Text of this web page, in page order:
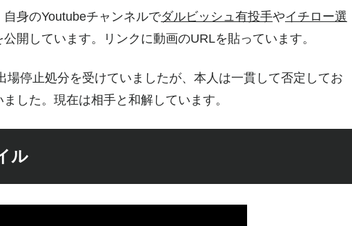
身のYoutubeチャンネルでダルビッシュ有投手やイチロー選
開しています。リンクに動画のURLを貼っています。
場停止処分を受けていましたが、本人は一貫して否定してお
した。現在は相手と和解しています。
ル